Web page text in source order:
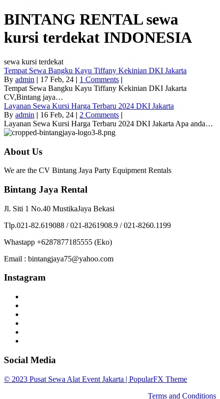
BINTANG RENTAL sewa
kursi terdekat INDONESIA
sewa kursi terdekat
Tempat Sewa Bangku Kayu Tiffany Kekinian DKI Jakarta
By admin | 17 Feb, 24 | 1 Comments |
Tempat Sewa Bangku Kayu Tiffany Kekinian DKI Jakarta
CV,Bintang jaya…
Layanan Sewa Kursi Harga Terbaru 2024 DKI Jakarta
By admin | 16 Feb, 24 | 2 Comments |
Layanan Sewa Kursi Harga Terbaru 2024 DKI Jakarta Apa anda…
About Us
We are the CV Bintang Jaya Party Equipment Rentals
Bintang Jaya Rental
Jl. Siti 1 No.40 MustikaJaya Bekasi
Tlp.021-82.619088 / 021-8261908.9 / 021-8260.1199
Whastapp +6287877185555 (Eko)
Email : bintangjaya75@yahoo.com
Instagram
Social Media
© 2023 Pusat Sewa Alat Event Jakarta | PopularFX Theme
Terms and Conditions